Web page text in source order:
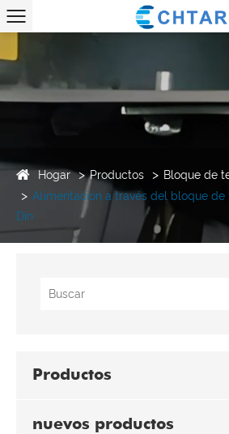
Hogar Productos
Bloque de
Alimentación a través del bloque de
Din
Productos
nuevos productos